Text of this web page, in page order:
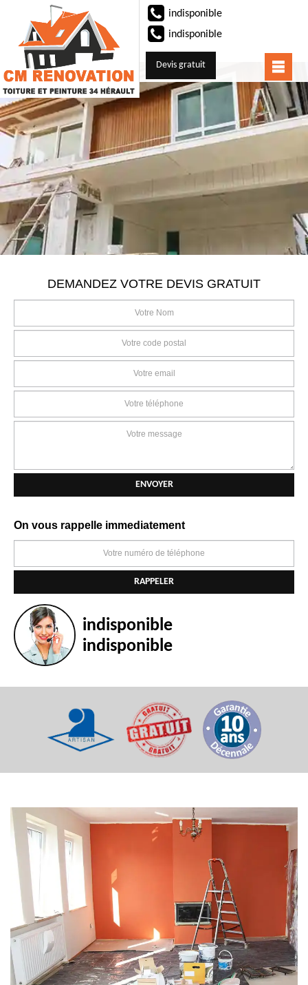
indisponible
indisponible
Devis gratuit
DEMANDEZ VOTRE DEVIS GRATUIT
On vous rappelle immediatement
indisponible
indisponible